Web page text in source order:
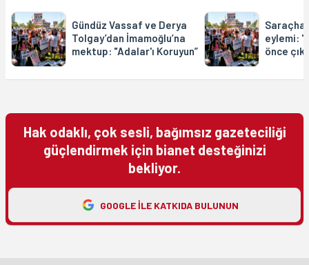
Gündüz Vassaf ve Derya
Tolgay’dan İmamoğlu’na
mektup: "Adalar'ı Koruyun”
eylemi:
önce
Hak odaklı, çok sesli, bağımsız gazeteciliği
güçlendirmek için bianet desteğinizi
bekliyor.
GOOGLE ILE KATKIDA BULUNUN